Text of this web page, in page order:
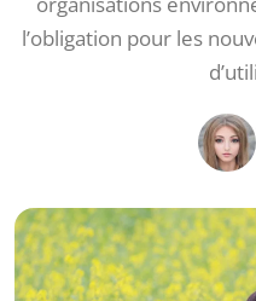
l’obligation pour les